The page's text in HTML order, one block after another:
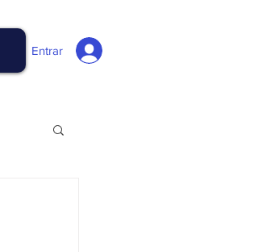
Entrar